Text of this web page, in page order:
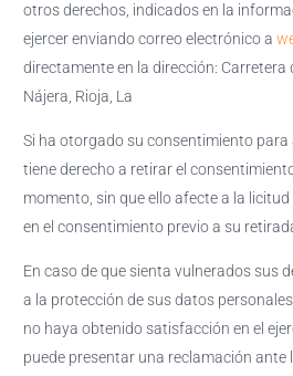
otros derechos, indicados en la
ejercer enviando correo electrónico a
directamente en la dirección: Carretera
Nájera, Rioja, La
Si ha otorgado su consentimiento
tiene derecho a retirar el
momento, sin que ello afecte a la
en el consentimiento previo a su
En caso de que sienta vulnerados sus
a la protección de sus datos
no haya obtenido satisfacción en el
puede presentar una reclamación ante